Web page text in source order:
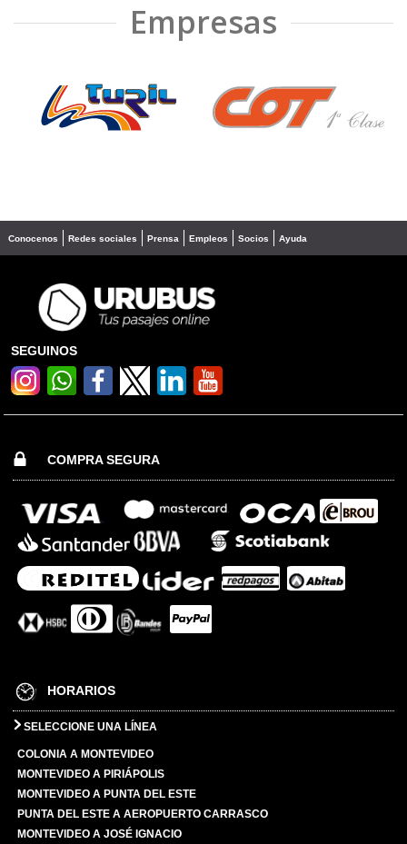
Empresas
❮ ❯
Conocenos Redes sociales Prensa Empleos Socios Ayuda
SEGUINOS
COMPRA SEGURA
HORARIOS
SELECCIONE UNA LÍNEA
COLONIA A MONTEVIDEO
MONTEVIDEO A PIRIÁPOLIS
MONTEVIDEO A PUNTA DEL ESTE
PUNTA DEL ESTE A AEROPUERTO CARRASCO
MONTEVIDEO A JOSÉ IGNACIO